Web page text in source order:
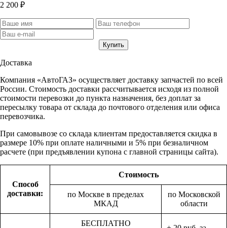
2 200 ₽
Доставка
Компания «АвтоГАЗ» осуществляет доставку запчастей по всей
России. Стоимость доставки рассчитывается исходя из полной
стоимости перевозки до пункта назначения, без доплат за
пересылку товара от склада до почтового отделения или офиса
перевозчика.
При самовывозе со склада клиентам предоставляется скидка в
размере 10% при оплате наличными и 5% при безналичном
расчете (при предъявлении купона с главной страницы сайта).
Способ
доставки:
Стоимость
по Москве в пределах
МКАД
по Московской
области
БЕСПЛАТНО